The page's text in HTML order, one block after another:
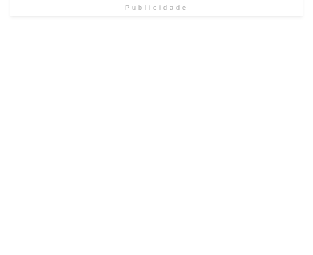
Publicidade